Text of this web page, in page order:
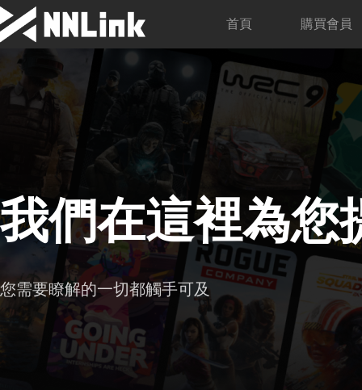
首頁 購買會員
我們在這裡為您
您需要瞭解的一切都觸手可及